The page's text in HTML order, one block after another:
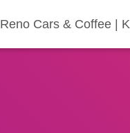
Reno Cars & Coffee |